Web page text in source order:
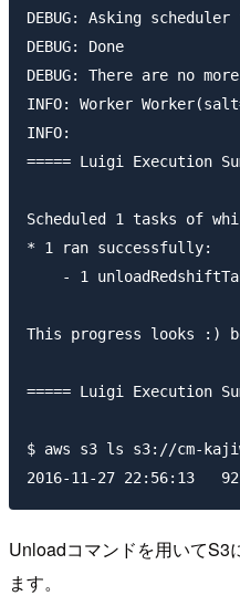
DEBUG: Asking
DEBUG: Done
DEBUG: There are no
INFO: Worker
INFO:
===== Luigi Execution
Scheduled 1 tasks of
* 1 ran successfully:
- 1
This progress looks :)
===== Luigi Execution
$ aws s3 ls s3://cm-
Unloadコマンドを用いてS3
ます。